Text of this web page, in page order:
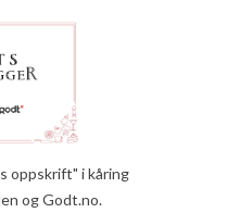
oppskrift" i kåring
og Godt.no.